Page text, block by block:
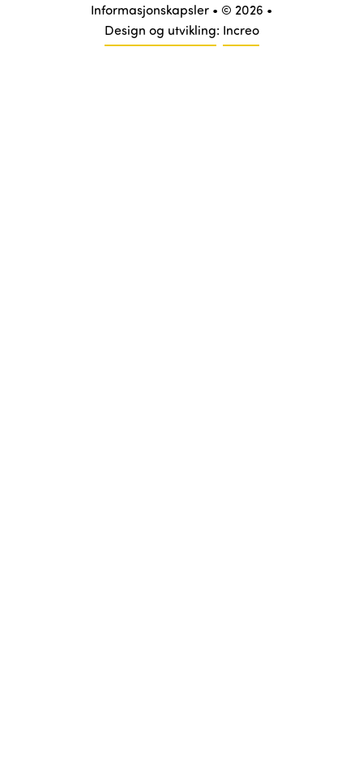
Informasjonskapsler • © 2026 •
Design og utvikling: Increo